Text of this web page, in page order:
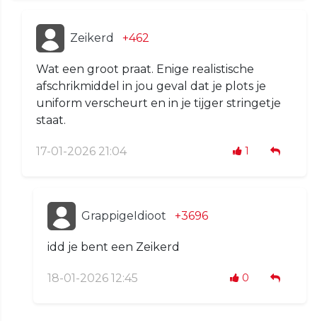
Zeikerd +462
Wat een groot praat. Enige realistische
afschrikmiddel in jou geval dat je plots je
uniform verscheurt en in je tijger stringetje
staat.
17-01-2026 21:04 1
GrappigeIdioot +3696
idd je bent een Zeikerd
18-01-2026 12:45 0